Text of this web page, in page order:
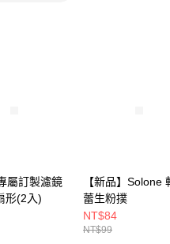
註冊。若發現惡意使用之情形，
屬訂製濾鏡
形(2入)
【新品】Solone
蕾生粉撲
NT$84
NT$99